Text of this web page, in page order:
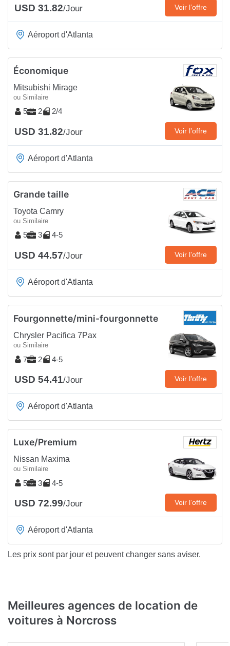
USD 31.82/Jour Voir l’offre
Aéroport d'Atlanta
Économique
Mitsubishi Mirage
ou Similaire
5 2 2/4
USD 31.82/Jour Voir l’offre
Aéroport d'Atlanta
Grande taille
Toyota Camry
ou Similaire
5 3 4-5
USD 44.57/Jour Voir l’offre
Aéroport d'Atlanta
Fourgonnette/mini-fourgonnette
Chrysler Pacifica 7Pax
ou Similaire
7 2 4-5
USD 54.41/Jour Voir l’offre
Aéroport d'Atlanta
Luxe/Premium
Nissan Maxima
ou Similaire
5 3 4-5
USD 72.99/Jour Voir l’offre
Aéroport d'Atlanta
Les prix sont par jour et peuvent changer sans aviser.
Meilleures agences de location de
voitures à Norcross